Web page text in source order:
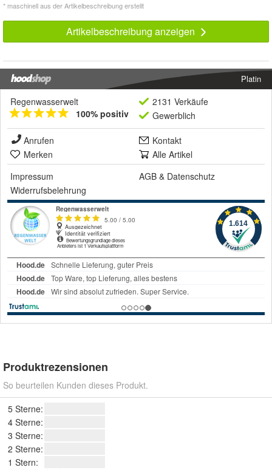
* maschinell aus der Artikelbeschreibung erstellt
Artikelbeschreibung anzeigen
Platin
Regenwasserwelt
100% positiv
2131 Verkäufe
Gewerblich
Anrufen
Kontakt
Merken
Alle Artikel
Impressum
AGB & Datenschutz
Widerrufsbelehrung
Produktrezensionen
So beurteilen Kunden dieses Produkt.
5 Sterne:
4 Sterne:
3 Sterne:
2 Sterne:
1 Stern: